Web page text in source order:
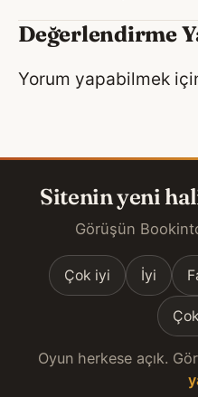
Değerlendirme
Yorum yapabilmek
Sitenin yeni
Görüşün
Çok iyi İyi
Oyun herkese açık.